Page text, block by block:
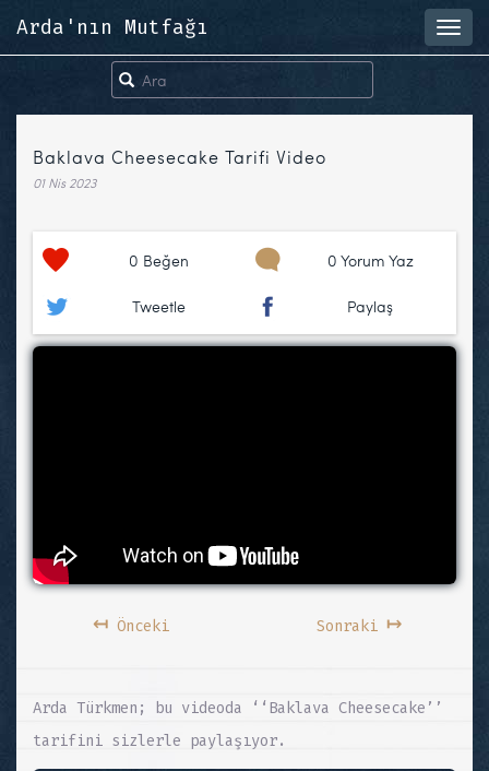
Arda'nın Mutfağı
Baklava Cheesecake Tarifi Video
01 Nis 2023
0 Beğen 0 Yorum Yaz
Tweetle Paylaş
↤Önceki Sonraki ↦
Arda Türkmen; bu videoda ‘‘Baklava Cheesecake’’
tarifini sizlerle paylaşıyor.